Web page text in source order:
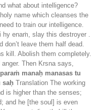
what about intelligence?
name which cleanses the
to train our intelligence.
enaṁ, slay this destroyer .
leave them half dead.
kill. Abolish them completely.
Then Krsna says,
manaḥ manasas tu
saḥ Translation The working
is higher than the senses;
and he [the soul] is even